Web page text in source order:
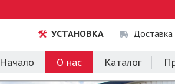
УСТАНОВКА Доставка
Начало О нас Каталог